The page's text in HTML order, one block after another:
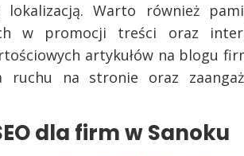
lokalizacją. Warto również
w promocji treści oraz
artykułów na blogu
ruchu na stronie oraz
dla firm w Sanoku